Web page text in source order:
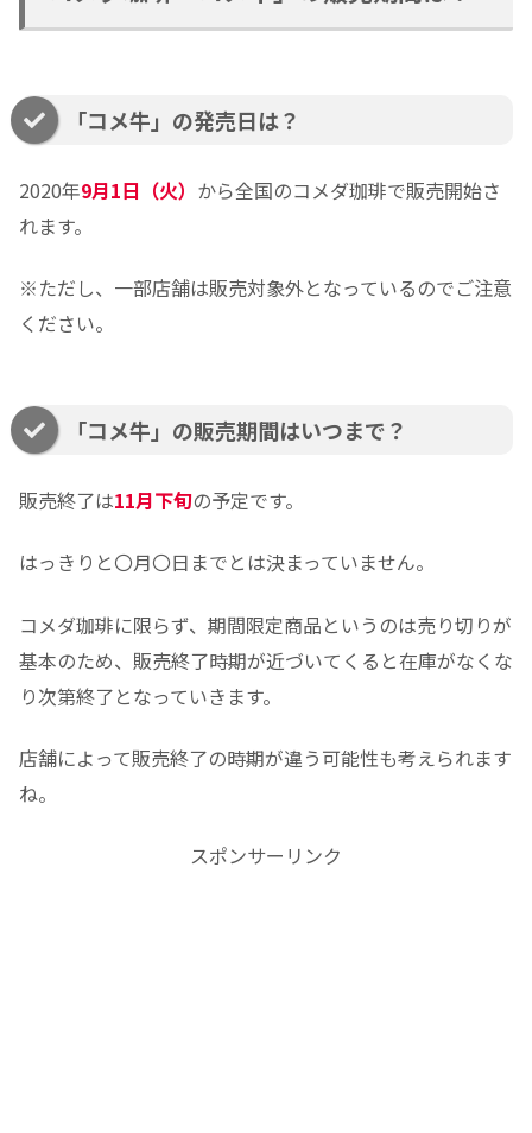
「コメ牛」の発売日は？
2020年9月1日（火） から全国のコメダ珈琲で販売開始さ
れます。
※ただし、一部店舗は販売対象外となっているのでご注意
ください。
「コメ牛」の販売期間はいつまで？
販売終了は11月下旬の予定です。
はっきりと〇月〇日までとは決まっていません。
コメダ珈琲に限らず、期間限定商品というのは売り切りが
基本のため、販売終了時期が近づいてくると在庫がなくな
り次第終了となっていきます。
店舗によって販売終了の時期が違う可能性も考えられます
ね。
スポンサーリンク